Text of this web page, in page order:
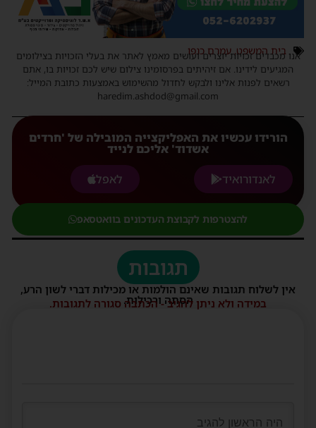
בית המשפט,עמרם כנפו
אנו מכבדים זכויות יוצרים ועושים מאמץ לאתר את בעלי הזכויות בצילומים
המגיעים לידינו. אם זיהיתים בפרסומינו צילום שיש לכם זכויות בו, אתם
רשאים לפנות אלינו ולבקש לחדול מהשימוש באמצעות כתובת המייל:
haredim.ashdod@gmail.com
הורידו עכשיו את האפליקצייה המובילה של 'חרדים
אשדוד' אליכם לנייד
לאנדורואיד
לאפל
להצטרפות לקבוצת העדכונים בוואטסאפ
תגובות
אין לשלוח תגובות שאינם הולמות או מכילות דברי לשון הרע,
הסתה ורכילות.
במידה ולא ניתן להגיב - הכתבה סגורה לתגובות.